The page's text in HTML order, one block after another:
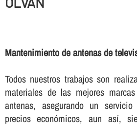
Mantenimiento de antenas de
Todos nuestros trabajos son
materiales de las mejores
antenas, asegurando un
precios económicos, aun así­,